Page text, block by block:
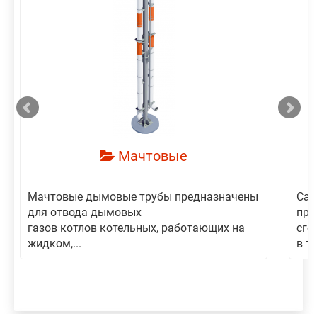
Мачтовые
Мачтовые дымовые трубы предназначены
для отвода дымовых
газов котлов котельных, работающих на
жидком,...
в